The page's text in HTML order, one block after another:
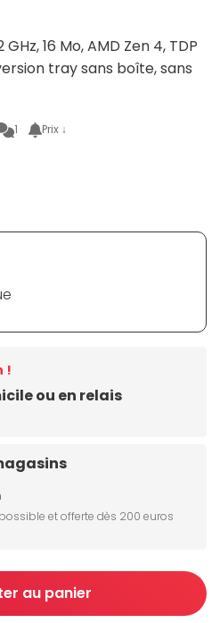
16 Mo, AMD Zen 4, TDP
tray sans boîte, sans
1 Prix ↓
ou en relais
!
et offerte dès 200 euros
au panier